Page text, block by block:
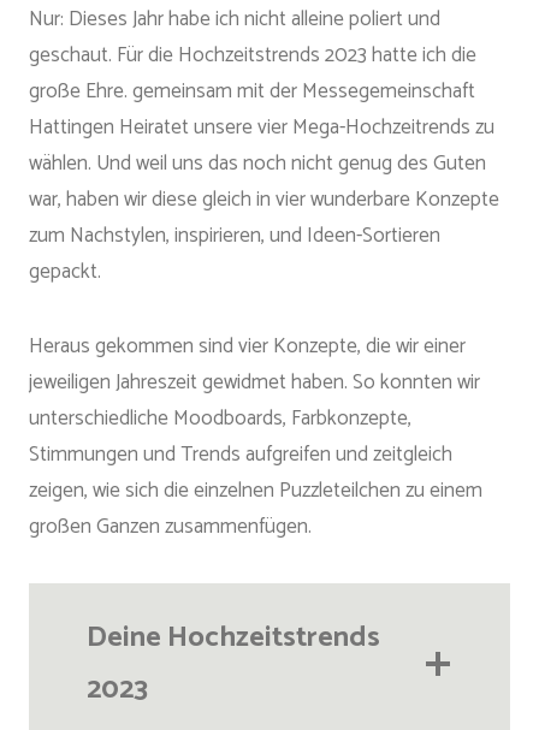
Nur: Dieses Jahr habe ich nicht alleine poliert und
geschaut. Für die Hochzeitstrends 2023 hatte ich die
große Ehre. gemeinsam mit der Messegemeinschaft
Hattingen Heiratet unsere vier Mega-Hochzeitrends zu
wählen. Und weil uns das noch nicht genug des Guten
war, haben wir diese gleich in vier wunderbare Konzepte
zum Nachstylen, inspirieren, und Ideen-Sortieren
gepackt.
Heraus gekommen sind vier Konzepte, die wir einer
jeweiligen Jahreszeit gewidmet haben. So konnten wir
unterschiedliche Moodboards, Farbkonzepte,
Stimmungen und Trends aufgreifen und zeitgleich
zeigen, wie sich die einzelnen Puzzleteilchen zu einem
großen Ganzen zusammenfügen.
Deine Hochzeitstrends
2023